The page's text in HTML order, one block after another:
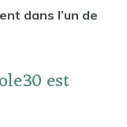
dans l’un de
est